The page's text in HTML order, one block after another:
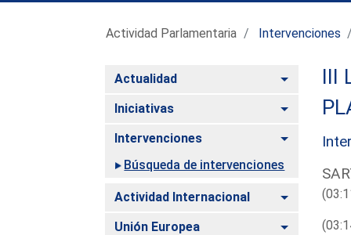
Actividad Parlamentaria Intervenciones
Actualidad Alternar
Iniciativas Alternar
Intervenciones
Alternar
Búsqueda de intervenciones
Actividad Internacional Alternar
Unión Europea Alternar
III